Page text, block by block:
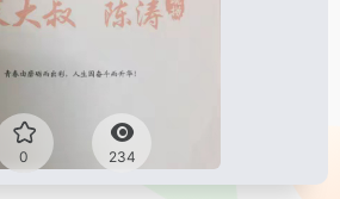
0 234